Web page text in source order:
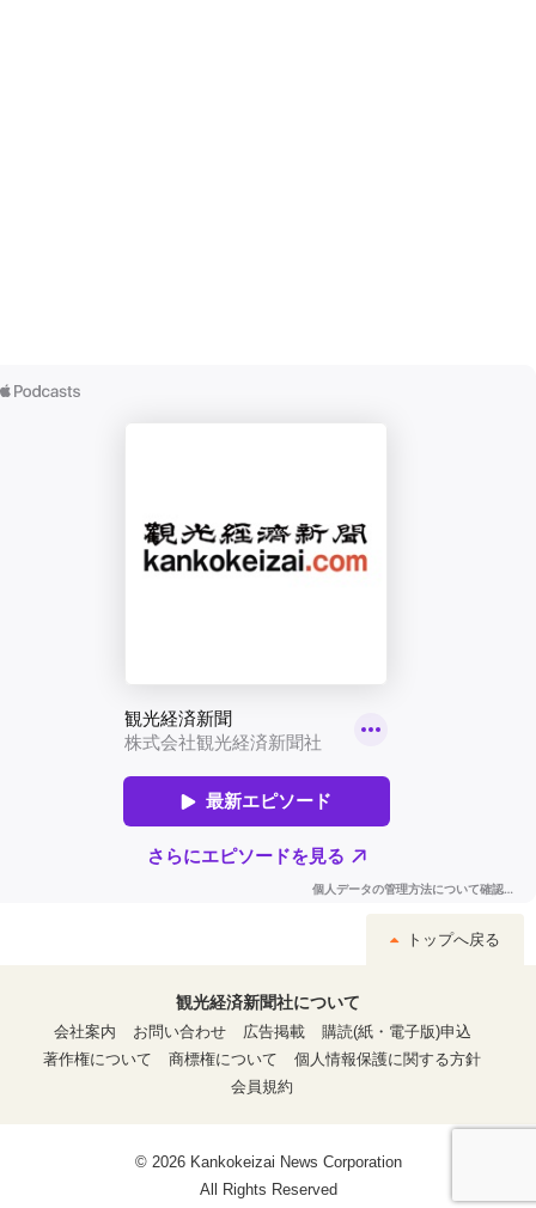
トップへ戻る
観光経済新聞社について
会社案内
お問い合わせ 広告掲載
購読(紙・電子版)申込
著作権について
商標権について
個人情報保護に関する方針
会員規約
© 2026 Kankokeizai News Corporation
All Rights Reserved